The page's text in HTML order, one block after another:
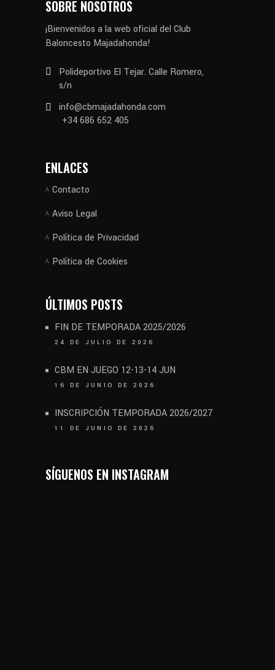
SOBRE NOSOTROS
¡Bienvenidos a la web oficial del Club
Baloncesto Majadahonda!
Polideportivo El Tejar. Calle Romero,
s/n
info@cbmajadahonda.com
+34 686 652 405
ENLACES
Contacto
Aviso Legal
Política de Privacidad
Política de Cookies
ÚLTIMOS POSTS
FIN DE TEMPORADA 2025/2026
24 DE JULIO DE 2026
CBM EN JUEGO 12-13-14 JUN
16 DE JUNIO DE 2026
INSCRIPCIÓN TEMPORADA 2026/2027
11 DE JUNIO DE 2026
SÍGUENOS EN INSTAGRAM